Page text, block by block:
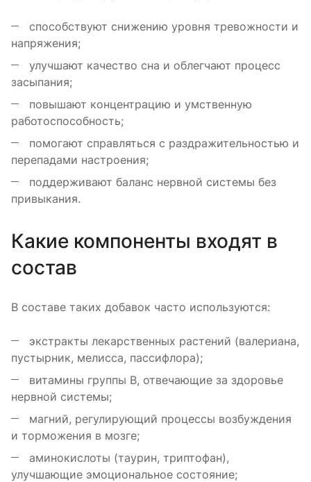
способствуют снижению уровня тревожности и
напряжения;
улучшают качество сна и облегчают процесс
засыпания;
повышают концентрацию и умственную
работоспособность;
помогают справляться с раздражительностью и
перепадами настроения;
поддерживают баланс нервной системы без
привыкания.
Какие компоненты входят в
состав
В составе таких добавок часто используются:
экстракты лекарственных растений (валериана,
пустырник, мелисса, пассифлора);
витамины группы B, отвечающие за здоровье
нервной системы;
магний, регулирующий процессы возбуждения
и торможения в мозге;
аминокислоты (таурин, триптофан),
улучшающие эмоциональное состояние;